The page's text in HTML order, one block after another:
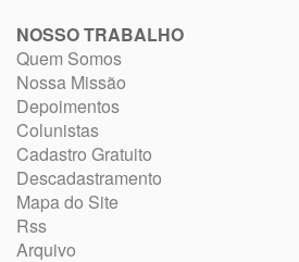
NOSSO TRABALHO
Quem Somos
Nossa Missão
Depoimentos
Colunistas
Cadastro Gratuito
Descadastramento
Mapa do Site
Rss
Arquivo